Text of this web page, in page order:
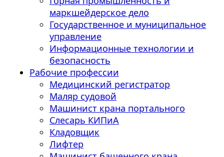
маркшейдерское дело
Государственное и муниципальное
управление
Информационные технологии и
безопасность
Рабочие профессии
Медицинский регистратор
Маляр судовой
Машинист крана портального
Слесарь КИПиА
Кладовщик
Лифтер